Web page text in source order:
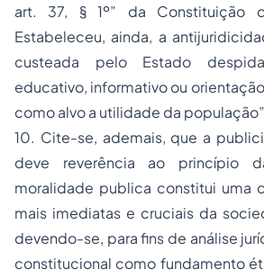
art. 37, § 1º” da Constituição
Estabeleceu, ainda, a
custeada pelo Estado
educativo, informativo ou
como alvo a utilidade da população”
10. Cite-se, ademais, que a
deve reverência ao princípio
moralidade publica constitui uma
mais imediatas e cruciais da
devendo-se, para fins de análise
constitucional como fundamento